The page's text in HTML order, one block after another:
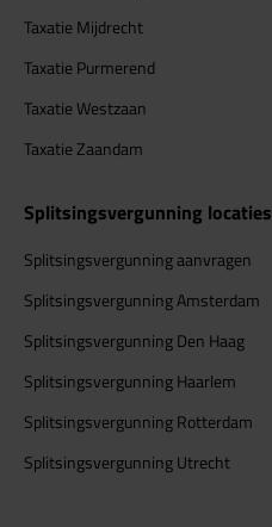
Taxatie Mijdrecht
Taxatie Purmerend
Taxatie Westzaan
Taxatie Zaandam
Splitsingsvergunning locaties
Splitsingsvergunning aanvragen
Splitsingsvergunning Amsterdam
Splitsingsvergunning Den Haag
Splitsingsvergunning Haarlem
Splitsingsvergunning Rotterdam
Splitsingsvergunning Utrecht